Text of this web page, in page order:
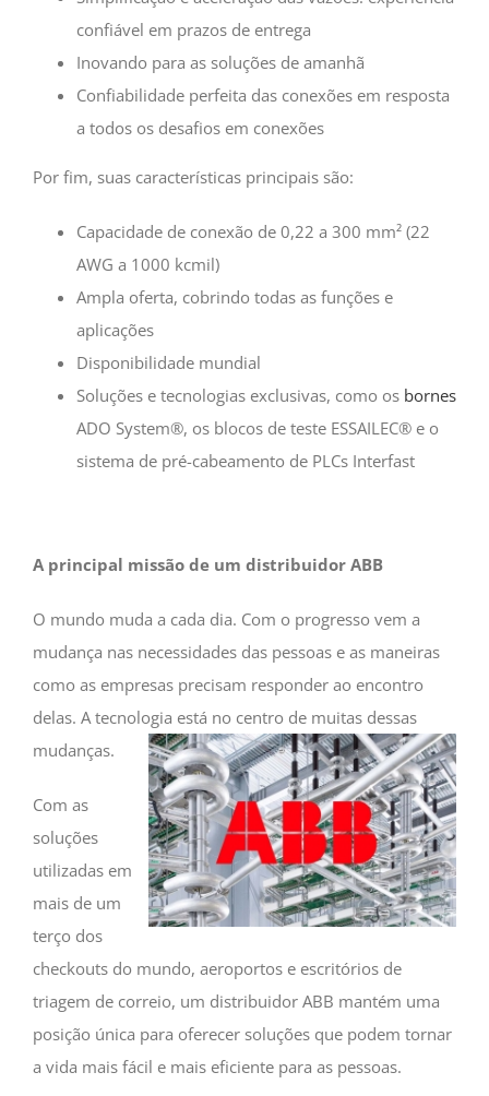
confiável em prazos de entrega
Inovando para as soluções de amanhã
Confiabilidade perfeita das conexões em resposta
a todos os desafios em conexões
Por fim, suas características principais são:
Capacidade de conexão de 0,22 a 300 mm² (22
AWG a 1000 kcmil)
Ampla oferta, cobrindo todas as funções e
aplicações
Disponibilidade mundial
Soluções e tecnologias exclusivas, como os bornes
ADO System®, os blocos de teste ESSAILEC® e o
sistema de pré-cabeamento de PLCs Interfast
A principal missão de um distribuidor ABB
O mundo muda a cada dia. Com o progresso vem a
mudança nas necessidades das pessoas e as maneiras
como as empresas precisam responder ao encontro
delas. A tecnologia está no centro de muitas dessas
mudanças.
Com as
soluções
utilizadas em
mais de um
terço dos
checkouts do mundo, aeroportos e escritórios de
triagem de correio, um distribuidor ABB mantém uma
posição única para oferecer soluções que podem tornar
a vida mais fácil e mais eficiente para as pessoas.